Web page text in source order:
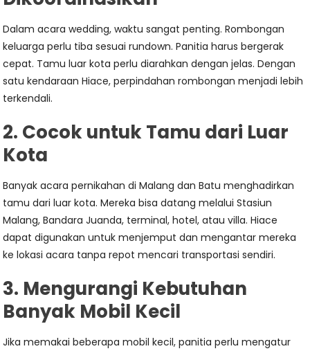
Dalam acara wedding, waktu sangat penting. Rombongan
keluarga perlu tiba sesuai rundown. Panitia harus bergerak
cepat. Tamu luar kota perlu diarahkan dengan jelas. Dengan
satu kendaraan Hiace, perpindahan rombongan menjadi lebih
terkendali.
2. Cocok untuk Tamu dari Luar
Kota
Banyak acara pernikahan di Malang dan Batu menghadirkan
tamu dari luar kota. Mereka bisa datang melalui Stasiun
Malang, Bandara Juanda, terminal, hotel, atau villa. Hiace
dapat digunakan untuk menjemput dan mengantar mereka
ke lokasi acara tanpa repot mencari transportasi sendiri.
3. Mengurangi Kebutuhan
Banyak Mobil Kecil
Jika memakai beberapa mobil kecil, panitia perlu mengatur